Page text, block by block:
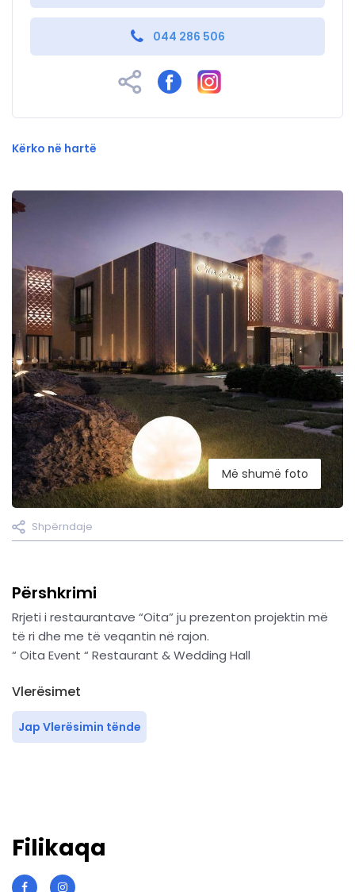
Më shumë foto
Shpërndaje
Përshkrimi
Rrjeti i restaurantave “Oita” ju prezenton projektin më
të ri dhe me të veqantin në rajon.
“ Oita Event “ Restaurant & Wedding Hall
Vlerësimet
Jap Vlerësimin tënde
044 286 506
Kërko në hartë
Filikaqa